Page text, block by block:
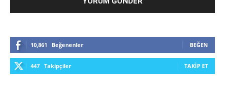
10,861 Beğenenler BEĞEN
447 Takipçiler TAKIP ET